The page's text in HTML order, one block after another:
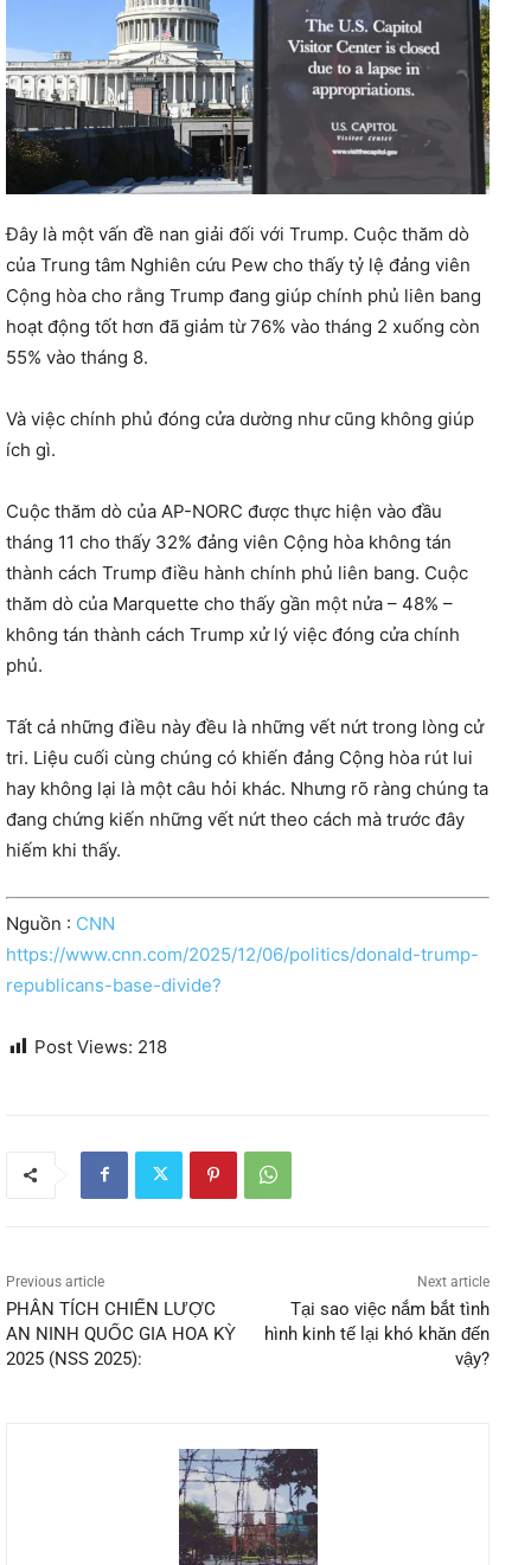
Đây là một vấn đề nan giải đối với Trump. Cuộc thăm dò
của Trung tâm Nghiên cứu Pew cho thấy tỷ lệ đảng viên
Cộng hòa cho rằng Trump đang giúp chính phủ liên bang
hoạt động tốt hơn đã giảm từ 76% vào tháng 2 xuống còn
55% vào tháng 8.
Và việc chính phủ đóng cửa dường như cũng không giúp
ích gì.
Cuộc thăm dò của AP-NORC được thực hiện vào đầu
tháng 11 cho thấy 32% đảng viên Cộng hòa không tán
thành cách Trump điều hành chính phủ liên bang. Cuộc
thăm dò của Marquette cho thấy gần một nửa – 48% –
không tán thành cách Trump xử lý việc đóng cửa chính
phủ.
Tất cả những điều này đều là những vết nứt trong lòng cử
tri. Liệu cuối cùng chúng có khiến đảng Cộng hòa rút lui
hay không lại là một câu hỏi khác. Nhưng rõ ràng chúng ta
đang chứng kiến ​​những vết nứt theo cách mà trước đây
hiếm khi thấy.
Nguồn : CNN
https://www.cnn.com/2025/12/06/politics/donald-trump-
republicans-base-divide?
Post Views: 218
Previous article
PHÂN TÍCH CHIẾN LƯỢC
AN NINH QUỐC GIA HOA KỲ
2025 (NSS 2025):
Next article
Tại sao việc nắm bắt tình
hình kinh tế lại khó khăn đến
vậy?